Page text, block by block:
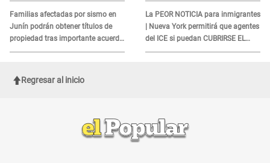
Familias afectadas por sismo en
Junín podrán obtener títulos de
propiedad tras importante acuerdo
de Cofopri
DOCUMENTO
La PEOR NOTICIA para inmigrantes
| Nueva York permitirá que agentes
del ICE si puedan CUBRIRSE EL
ROSTRO
Regresar al inicio